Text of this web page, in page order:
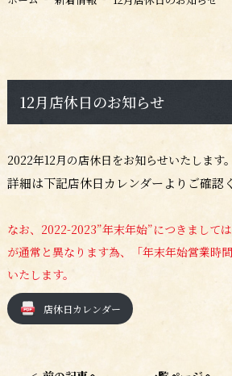
12月店休日のお知らせ
2022年12月の店休日をお知らせいたします。
詳細は下記店休日カレンダーよりご確認
なお、2022-2023”年末年始”につきまして
が通常と異なります為、「年末年始営業時
いたします。
店休日カレンダー